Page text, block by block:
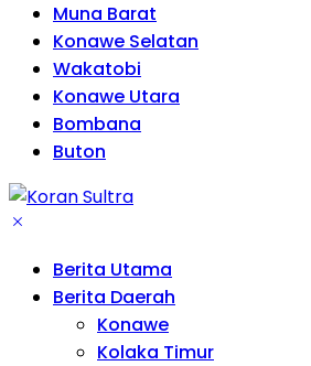
Muna Barat
Konawe Selatan
Wakatobi
Konawe Utara
Bombana
Buton
Berita Utama
Berita Daerah
Konawe
Kolaka Timur